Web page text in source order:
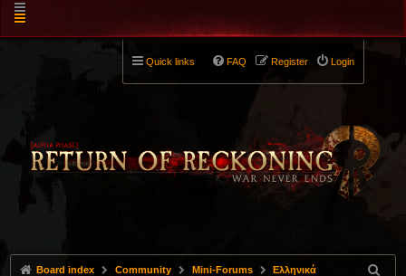
Quick links Login
Register
FAQ
Board index Community Mini-Forums Ελληνικά